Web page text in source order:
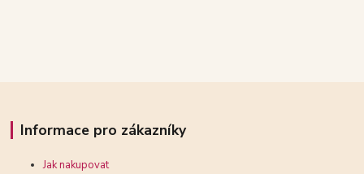
Informace pro zákazníky
Jak nakupovat